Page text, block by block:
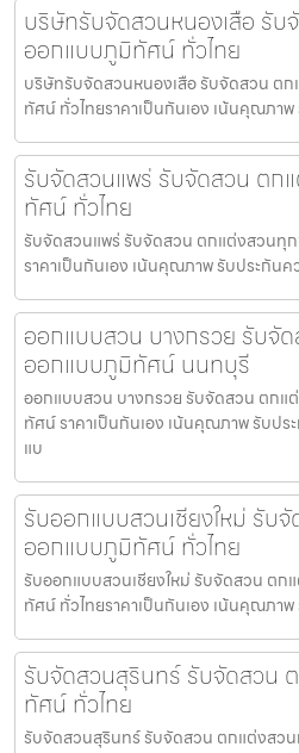
บริษัทรับจัดสวนหนองเสือ รับ
ออกแบบภูมิทัศน์ ทั่วไทย
บริษัทรับจัดสวนหนองเสือ รับจัดสวน ต
ทัศน์ ทั่วไทยราคาเป็นกันเอง เน้นคุณภา
รับจัดสวนแพร่ รับจัดสวน ตก
ทัศน์ ทั่วไทย
รับจัดสวนแพร่ รับจัดสวน ตกแต่งสวนทุ
ราคาเป็นกันเอง เน้นคุณภาพ รับประกัน
ออกแบบสวน บางกรวย รับจั
ออกแบบภูมิทัศน์ นนทบุรี
ออกแบบสวน บางกรวย รับจัดสวน ตก
ทัศน์ ราคาเป็นกันเอง เน้นคุณภาพ รับป
แบ
รับออกแบบสวนเชียงใหม่ รับ
ออกแบบภูมิทัศน์ ทั่วไทย
รับออกแบบสวนเชียงใหม่ รับจัดสวน ต
ทัศน์ ทั่วไทยราคาเป็นกันเอง เน้นคุณภา
รับจัดสวนสุรินทร์ รับจัดสวน
ทัศน์ ทั่วไทย
รับจัดสวนสุรินทร์ รับจัดสวน ตกแต่งสว